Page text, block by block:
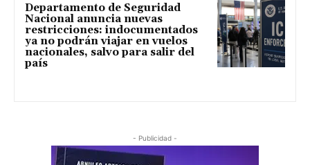
Departamento de Seguridad
Nacional anuncia nuevas
restricciones: indocumentados
ya no podrán viajar en vuelos
nacionales, salvo para salir del
país
- Publicidad -